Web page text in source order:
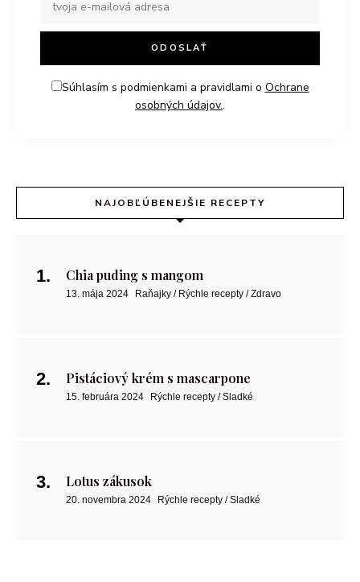
Súhlasím s podmienkami a pravidlami o Ochrane
osobných údajov..
NAJOBĽÚBENEJŠIE RECEPTY
Chia puding s mangom
13. mája 2024 Raňajky / Rýchle recepty / Zdravo
Pistáciový krém s mascarpone
15. februára 2024 Rýchle recepty / Sladké
Lotus zákusok
20. novembra 2024 Rýchle recepty / Sladké